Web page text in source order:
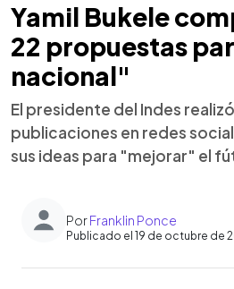
Yamil Bukele
22 propuestas
nacional"
El presidente del Indes
publicaciones en redes
sus ideas para "mejorar" el
PorFranklin Ponce
Publicado el 19 de octubre de